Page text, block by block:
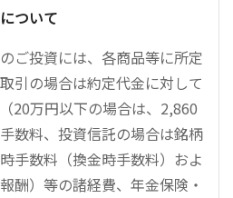
ついて
ご投資には、各商品等に所定
引の場合は約定代金に対して
20万円以下の場合は、2,860
数料、投資信託の場合は銘柄
手数料（換金時手数料）およ
酬）等の諸経費、年金保険・